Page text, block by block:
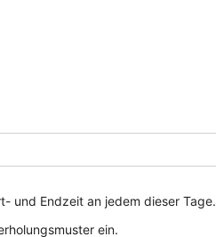
und Endzeit an jedem dieser Tage.
ein.